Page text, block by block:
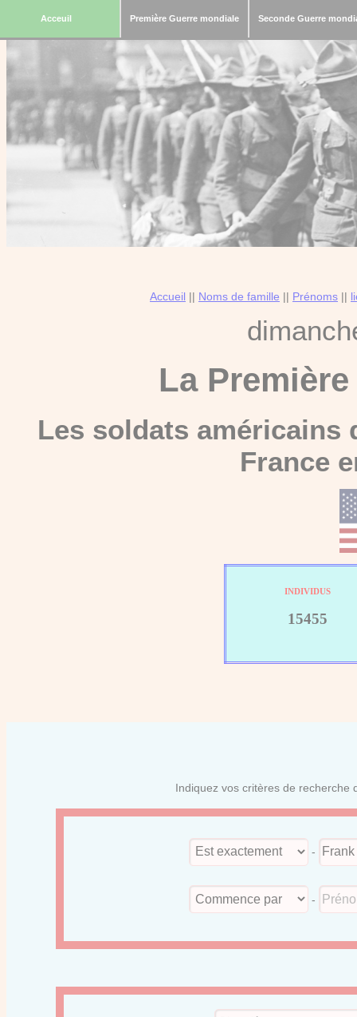
Acceuil Première Guerre mondiale Seconde Guerre
Accueil || Noms de famille || Prénoms ||
La
Les soldats américains
France
INDIVIDUS
15455
Indiquez vos critères de recherche
-
-